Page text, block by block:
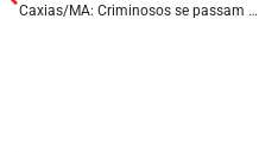
Caxias/MA: Criminosos se passam por policiais, prendem família dentro de casa e ateiam fogo.